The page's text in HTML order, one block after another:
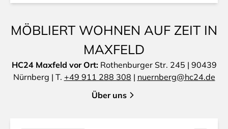
MÖBLIERT WOHNEN AUF ZEIT IN
MAXFELD
HC24 Maxfeld vor Ort: Rothenburger Str. 245 | 90439
Nürnberg | T. +49 911 288 308 | nuernberg@hc24.de
Über uns